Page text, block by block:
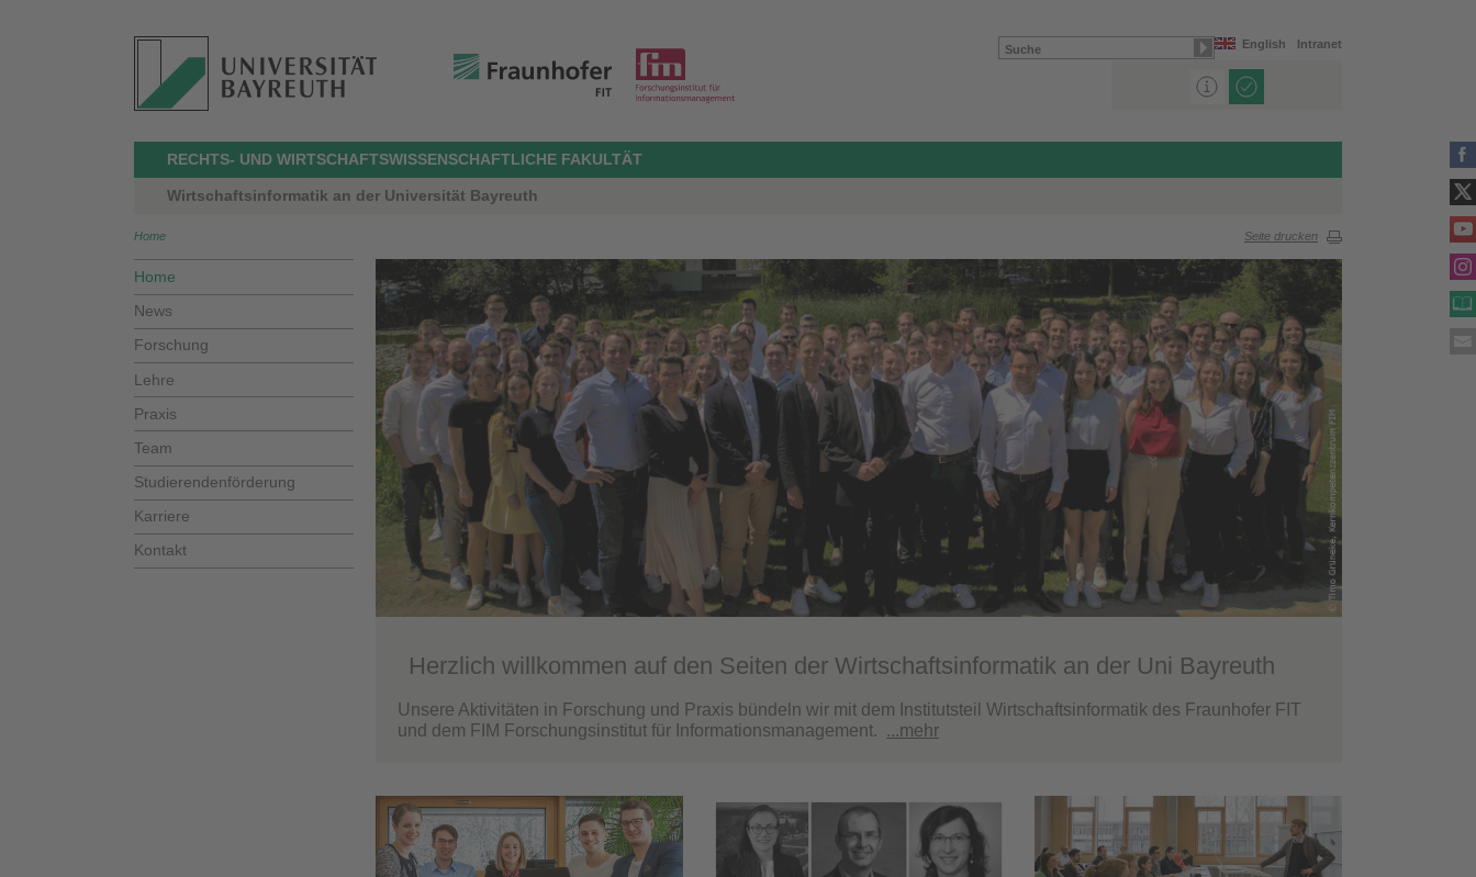
Intranet
English
RECHTS- UND WIRTSCHAFTSWISSENSCHAFTLICHE FAKULTÄT
Wirtschaftsinformatik an der Universität Bayreuth
Home Seite drucken
Home
News
Forschung
Lehre
Praxis
Team
Studierendenförderung
Karriere
Kontakt
Herzlich willkommen auf den Seiten der Wirtschaftsinformatik an der Uni Bayreuth
Unsere Aktivitäten in Forschung und Praxis bündeln wir mit dem Institutsteil Wirtschaftsinformatik des Fraunhofer FIT
und dem FIM Forschungsinstitut für Informationsmanagement.
...mehr